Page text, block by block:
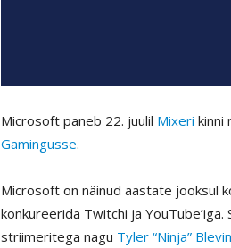
Microsoft paneb 22. juulil Mixeri kinni
Gamingusse.
Microsoft on näinud aastate jooksul
konkureerida Twitchi ja
striimeritega nagu Tyler “Ninja”